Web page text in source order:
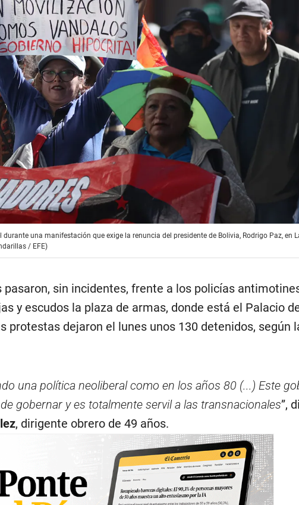
una manifestación que exige la renuncia del presidente de Bolivia, Rodrigo Paz, en
/ EFE)
sin incidentes, frente a los policías
y escudos la plaza de armas, donde está el Palacio
protestas dejaron el lunes unos 130 detenidos, según
una política neoliberal como en los años 80 (...) Este
gobernar y es totalmente servil a las transnacionales”,
, dirigente obrero de 49 años.